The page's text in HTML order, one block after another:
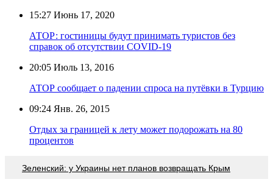
15:27 Июнь 17, 2020
АТОР: гостиницы будут принимать туристов без
справок об отсутствии COVID-19
20:05 Июль 13, 2016
АТОР сообщает о падении спроса на путёвки в Турцию
09:24 Янв. 26, 2015
Отдых за границей к лету может подорожать на 80
процентов
Зеленский: у Украины нет планов возвращать Крым